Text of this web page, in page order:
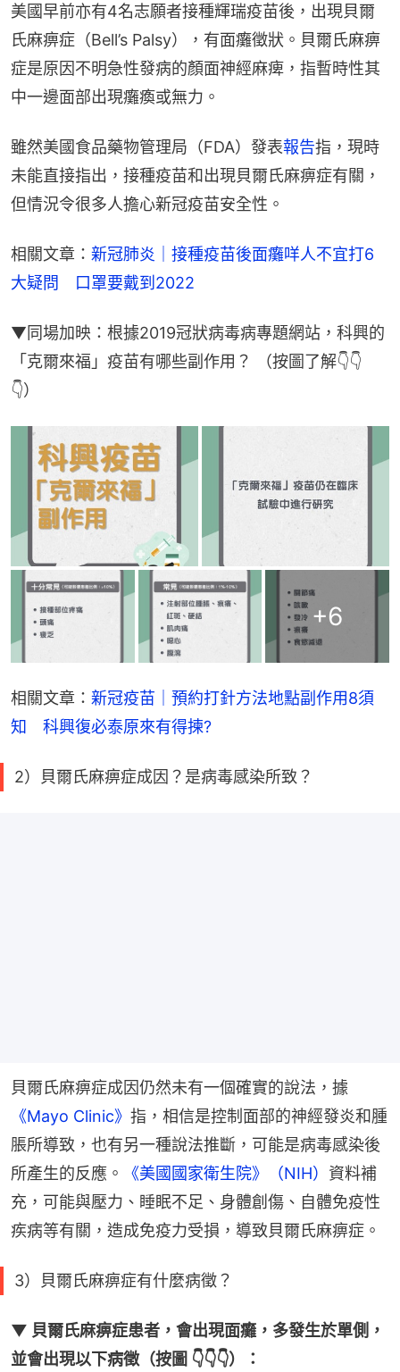
美國早前亦有4名志願者接種輝瑞疫苗後，出現貝爾
氏麻痹症（Bell’s Palsy），有面癱徵狀。貝爾氏麻痹
症是原因不明急性發病的顏面神經麻痺，指暫時性其
中一邊面部出現癱瘓或無力。
雖然美國食品藥物管理局（FDA）發表報告指，現時
未能直接指出，接種疫苗和出現貝爾氏麻痹症有關，
但情況令很多人擔心新冠疫苗安全性。
相關文章： 新冠肺炎｜接種疫苗後面癱咩人不宜打6
大疑問　口罩要戴到2022
▼同場加映：根據2019冠狀病毒病專題網站，科興的
「克爾來福」疫苗有哪些副作用？ （按圖了解👇👇
👇）
+6
相關文章： 新冠疫苗｜預約打針方法地點副作用8須
知　科興復必泰原來有得揀?
2）貝爾氏麻痹症成因？是病毒感染所致？
貝爾氏麻痹症成因仍然未有一個確實的說法，據
《Mayo Clinic》 指，相信是控制面部的神經發炎和腫
脹所導致，也有另一種說法推斷，可能是病毒感染後
所產生的反應。
《美國國家衛生院》（NIH） 資料補
充，可能與壓力、睡眠不足、身體創傷、自體免疫性
疾病等有關，造成免疫力受損，導致貝爾氏麻痹症。
3）貝爾氏麻痹症有什麼病徵？
▼ 貝爾氏麻痹症患者，會出現面癱，多發生於單側，
並會出現以下病徵（按圖 👇👇👇）：